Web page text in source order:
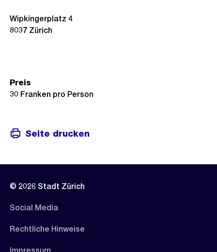
Wipkingerplatz 4
8037 Zürich
Preis
30 Franken pro Person
Seite drucken
© 2026 Stadt Zürich
Social Media
Rechtliche Hinweise